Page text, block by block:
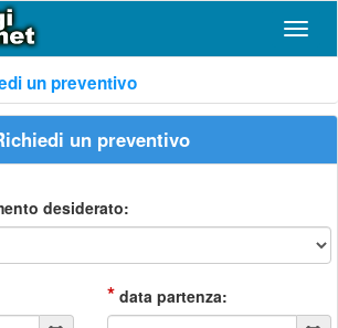
un preventivo
un preventivo
desiderato:
* data partenza: